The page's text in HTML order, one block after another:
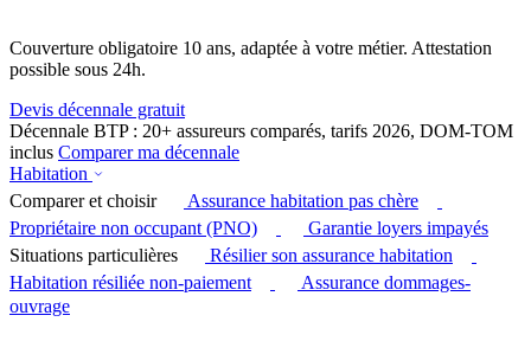
Couverture obligatoire 10 ans, adaptée à votre métier. Attestation
possible sous 24h.
Devis décennale gratuit
Décennale BTP : 20+ assureurs comparés, tarifs 2026, DOM-TOM
inclus Comparer ma décennale
Habitation
Comparer et choisir
Assurance habitation pas chère
Propriétaire non occupant (PNO)
Garantie loyers impayés
Situations particulières
Résilier son assurance habitation
Habitation résiliée non-paiement
Assurance dommages-
ouvrage